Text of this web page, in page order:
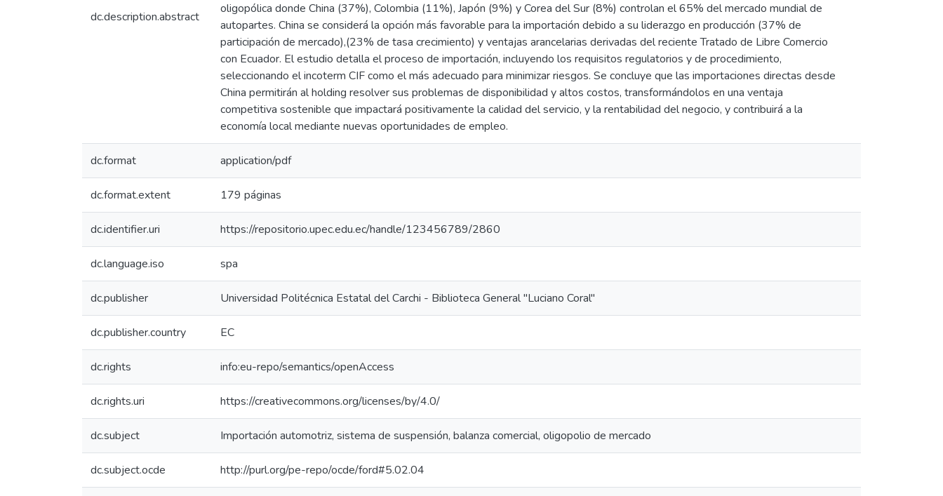
dc.description.abstract
oligopólica donde China (37%), Colombia (11%), Japón (9%) y Corea del Sur (8%) controlan el 65% del mercado mundial de
autopartes. China se considerá la opción más favorable para la importación debido a su liderazgo en producción (37% de
participación de mercado),(23% de tasa crecimiento) y ventajas arancelarias derivadas del reciente Tratado de Libre Comercio
con Ecuador. El estudio detalla el proceso de importación, incluyendo los requisitos regulatorios y de procedimiento,
seleccionando el incoterm CIF como el más adecuado para minimizar riesgos. Se concluye que las importaciones directas desde
China permitirán al holding resolver sus problemas de disponibilidad y altos costos, transformándolos en una ventaja
competitiva sostenible que impactará positivamente la calidad del servicio, y la rentabilidad del negocio, y contribuirá a la
economía local mediante nuevas oportunidades de empleo.
dc.format application/pdf
dc.format.extent 179 páginas
dc.identifier.uri https://repositorio.upec.edu.ec/handle/123456789/2860
dc.language.iso spa
dc.publisher Universidad Politécnica Estatal del Carchi - Biblioteca General "Luciano Coral"
dc.publisher.country EC
dc.rights info:eu-repo/semantics/openAccess
dc.rights.uri https://creativecommons.org/licenses/by/4.0/
dc.subject Importación automotriz, sistema de suspensión, balanza comercial, oligopolio de mercado
dc.subject.ocde http://purl.org/pe-repo/ocde/ford#5.02.04